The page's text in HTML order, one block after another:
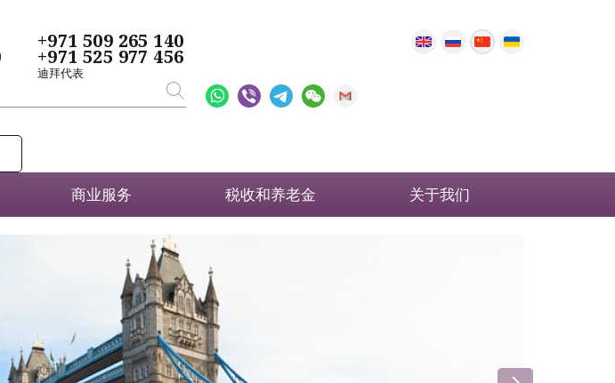
+971 509 265 140
+971 525 977 456
迪拜代表
商业服务 税收和养老金 关于我们